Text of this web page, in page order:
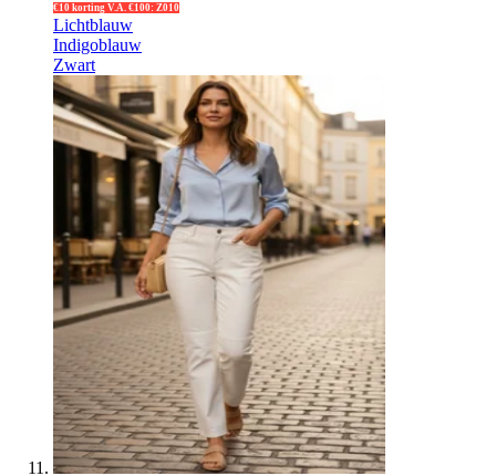
€10 korting V.A. €100: Z010
Lichtblauw
Indigoblauw
Zwart